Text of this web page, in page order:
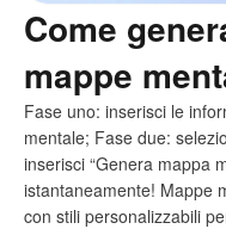
Come
mappe
Fase uno: inserisci le
mentale; Fase due:
inserisci “Genera mappa
istantaneamente! Mappe
con stili personalizzabili